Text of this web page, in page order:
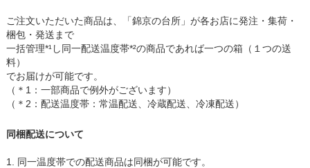
ご注文いただいた商品は、「錦京の台所」が各お店に発注・集荷・
梱包・発送まで
一括管理*¹し同一配送温度帯*²の商品であれば一つの箱（１つの送
料）
でお届けが可能です。
（＊1：一部商品で例外がございます）
（＊2：配送温度帯：常温配送、冷蔵配送、冷凍配送）
同梱配送について
1. 同一温度帯での配送商品は同梱が可能です。